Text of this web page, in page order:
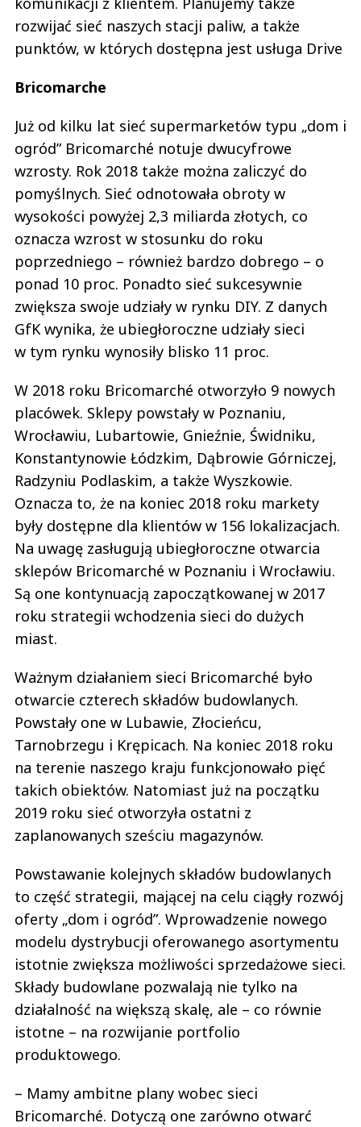
rozwijać sieć naszych stacji paliw, a także
punktów, w których dostępna jest usługa Drive
Bricomarche
Już od kilku lat sieć supermarketów typu „dom i
ogród” Bricomarché notuje dwucyfrowe
wzrosty. Rok 2018 także można zaliczyć do
pomyślnych. Sieć odnotowała obroty w
wysokości powyżej 2,3 miliarda złotych, co
oznacza wzrost w stosunku do roku
poprzedniego – również bardzo dobrego – o
ponad 10 proc. Ponadto sieć sukcesywnie
zwiększa swoje udziały w rynku DIY. Z danych
GfK wynika, że ubiegłoroczne udziały sieci
w tym rynku wynosiły blisko 11 proc.
W 2018 roku Bricomarché otworzyło 9 nowych
placówek. Sklepy powstały w Poznaniu,
Wrocławiu, Lubartowie, Gnieźnie, Świdniku,
Konstantynowie Łódzkim, Dąbrowie Górniczej,
Radzyniu Podlaskim, a także Wyszkowie.
Oznacza to, że na koniec 2018 roku markety
były dostępne dla klientów w 156 lokalizacjach.
Na uwagę zasługują ubiegłoroczne otwarcia
sklepów Bricomarché w Poznaniu i Wrocławiu.
Są one kontynuacją zapoczątkowanej w 2017
roku strategii wchodzenia sieci do dużych
miast.
Ważnym działaniem sieci Bricomarché było
otwarcie czterech składów budowlanych.
Powstały one w Lubawie, Złocieńcu,
Tarnobrzegu i Krępicach. Na koniec 2018 roku
na terenie naszego kraju funkcjonowało pięć
takich obiektów. Natomiast już na początku
2019 roku sieć otworzyła ostatni z
zaplanowanych sześciu magazynów.
Powstawanie kolejnych składów budowlanych
to część strategii, mającej na celu ciągły rozwój
oferty „dom i ogród”. Wprowadzenie nowego
modelu dystrybucji oferowanego asortymentu
istotnie zwiększa możliwości sprzedażowe sieci.
Składy budowlane pozwalają nie tylko na
działalność na większą skalę, ale – co równie
istotne – na rozwijanie portfolio
produktowego.
– Mamy ambitne plany wobec sieci
Bricomarché. Dotyczą one zarówno otwarć